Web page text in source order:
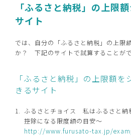
「ふるさと納税」の上限
サイト
では、自分の「ふるさと納税」の上限
か？ 下記のサイトで試算することがで
「ふるさと納税」の上限額
きるサイト
ふるさとチョイス 私はふるさと納
控除になる限度額の目安～
http://www.furusato-tax.jp/